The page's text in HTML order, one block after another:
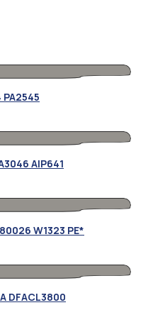
PA2545
AIP641
W1323 PE*
DFACL3800